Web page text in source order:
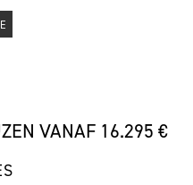
VANAF 16.295 €